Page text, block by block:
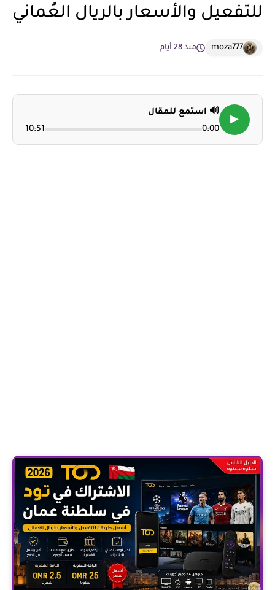
للتفعيل والأسعار بالريال العُماني
moza777 منذ 28 أيام
▶
🔊 استمع للمقال
0:00
10:51